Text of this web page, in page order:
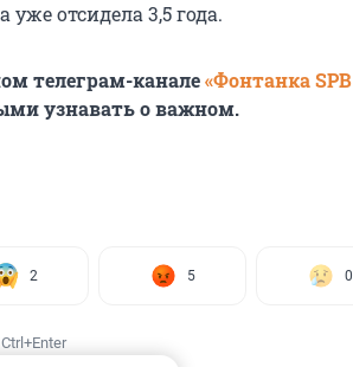
уже отсидела 3,5 года.
телеграм-канале«Фонтанка SPB
узнавать о важном.
2 5 0